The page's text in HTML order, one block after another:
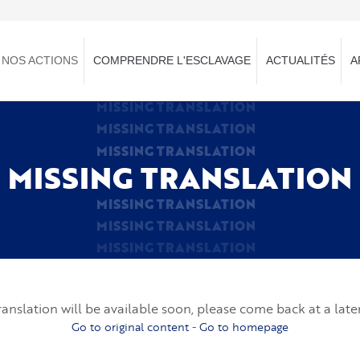
NOS ACTIONS COMPRENDRE L'ESCLAVAGE ACTUALITÉS
MISSING TRANSLATION
MISSING TRANSLATION
MISSING TRANSLATION
MISSING TRANSLATION
MISSING TRANSLATION
MISSING TRANSLATION
MISSING TRANSLATION
will be available soon, please come back at a
Go to original content - Go to homepage